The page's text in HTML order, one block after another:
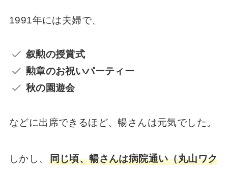
1991年には夫婦で、
叙勲の授賞式
勲章のお祝いパーティー
秋の園遊会
などに出席できるほど、暢さんは元気でした。
しかし、 同じ頃、暢さんは病院通い（丸山ワク